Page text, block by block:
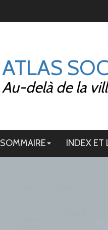
ATLAS
Au-delà de la
SOMMAIRE INDEX ET